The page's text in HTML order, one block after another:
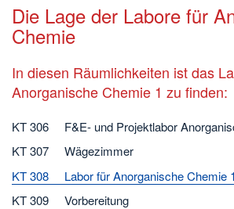
Die Lage der Labore für
Chemie
In diesen Räumlichkeiten ist das
Anorganische Chemie 1 zu finden:
KT 306 F&E- und Projektlabor
KT 307 Wägezimmer
KT 308 Labor für Anorganische Chemie 1
KT 309 Vorbereitung